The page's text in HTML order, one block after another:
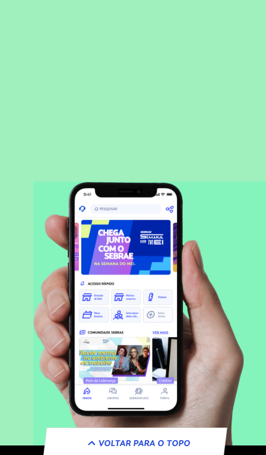
VOLTAR PARA O TOPO